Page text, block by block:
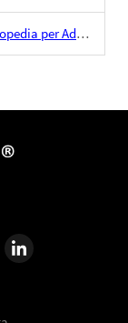
di Correzione Articolare del Ginocchio